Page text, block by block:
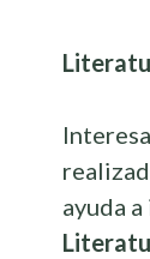
ayuda